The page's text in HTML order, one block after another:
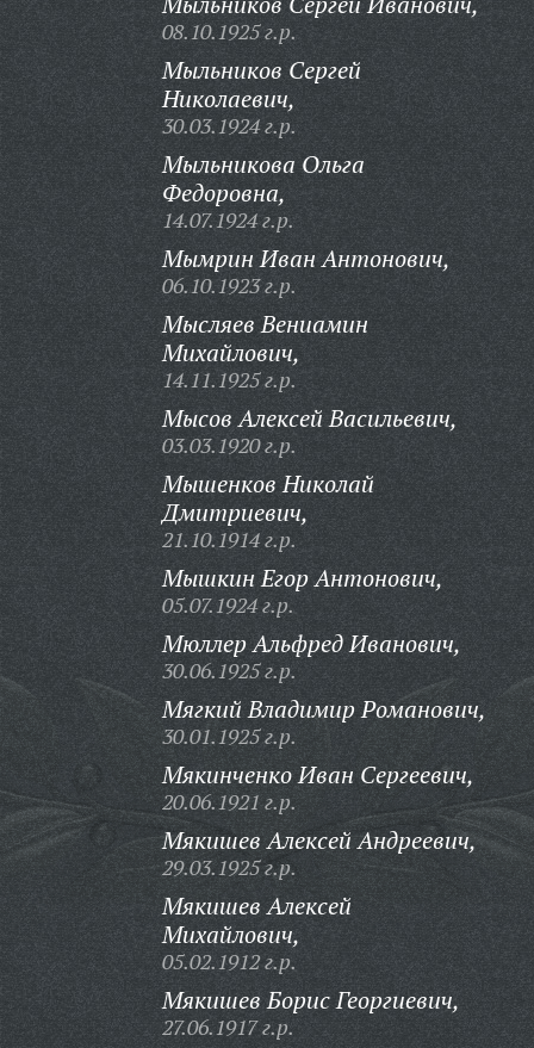
08.10.1925 г.р.
Мыльников Сергей
Николаевич,
30.03.1924 г.р.
Мыльникова Ольга
Федоровна,
14.07.1924 г.р.
Мымрин Иван Антонович,
06.10.1923 г.р.
Мысляев Вениамин
Михайлович,
14.11.1925 г.р.
Мысов Алексей Васильевич,
03.03.1920 г.р.
Мышенков Николай
Дмитриевич,
21.10.1914 г.р.
Мышкин Егор Антонович,
05.07.1924 г.р.
Мюллер Альфред Иванович,
30.06.1925 г.р.
Мягкий Владимир Романович,
30.01.1925 г.р.
Мякинченко Иван Сергеевич,
20.06.1921 г.р.
Мякишев Алексей Андреевич,
29.03.1925 г.р.
Мякишев Алексей
Михайлович,
05.02.1912 г.р.
Мякишев Борис Георгиевич,
27.06.1917 г.р.